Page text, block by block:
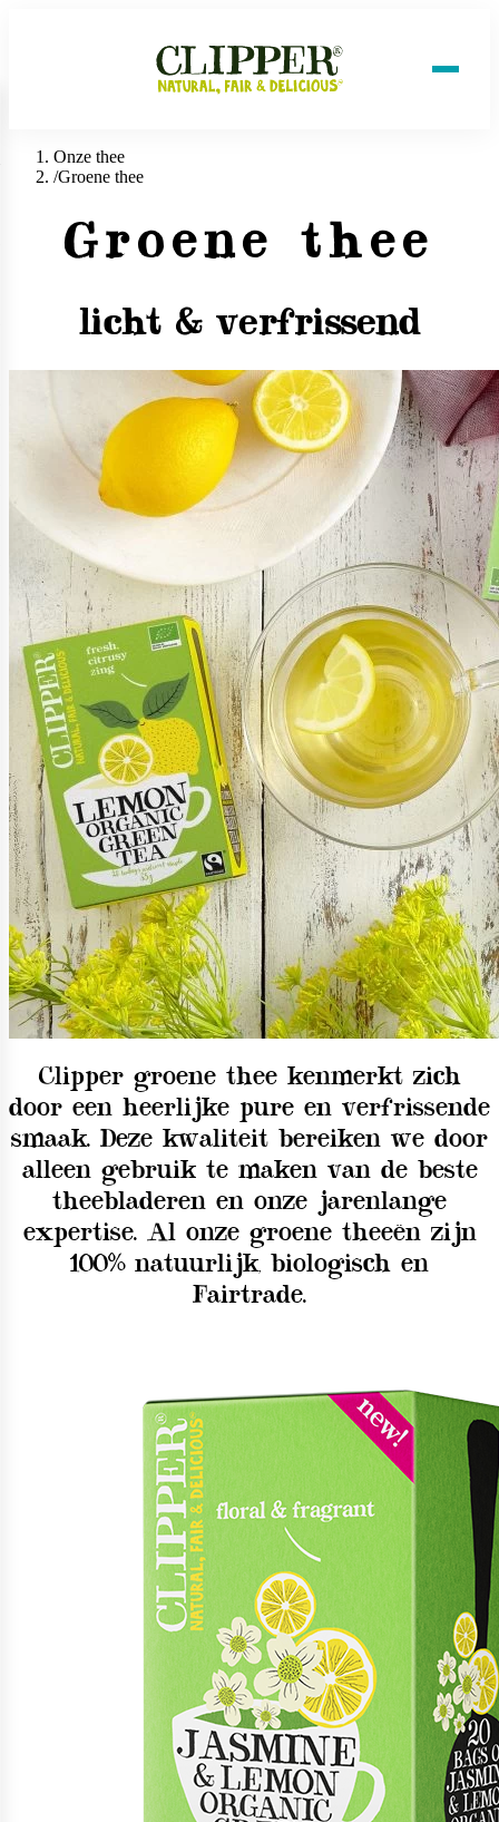
Onze thee
/Groene thee
Groene thee
licht & verfrissend
Clipper groene thee kenmerkt zich
door een heerlijke pure en verfrissende
smaak. Deze kwaliteit bereiken we door
alleen gebruik te maken van de beste
theebladeren en onze jarenlange
expertise. Al onze groene theeën zijn
100% natuurlijk, biologisch en
Fairtrade.